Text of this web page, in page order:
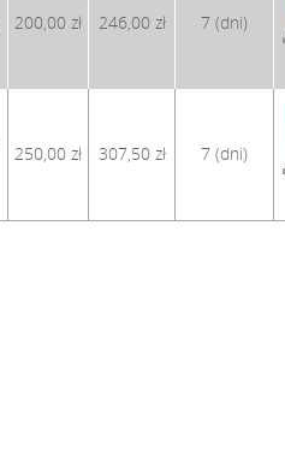
200,00 zł 246,00 zł 7 (dni)
250,00 zł 307,50 zł 7 (dni)